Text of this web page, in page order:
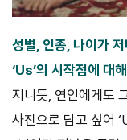
성별, 인종, 나이가
‘Us’의 시작점에 대
지니듯, 연인에게도
사진으로 담고 싶어